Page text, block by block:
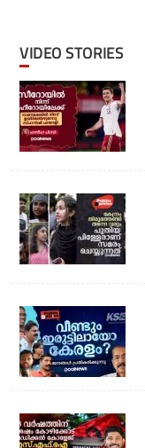
VIDEO STORIES